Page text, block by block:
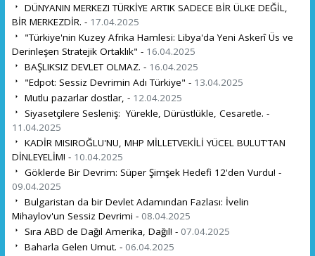
DÜNYANIN MERKEZI TÜRKİYE ARTIK SADECE BİR ÜLKE DEĞİL,
BİR MERKEZDİR. - 17.04.2025
"Türkiye'nin Kuzey Afrika Hamlesi: Libya'da Yeni Askerî Üs ve
Derinleşen Stratejik Ortaklık" - 16.04.2025
BAŞLIKSIZ DEVLET OLMAZ. - 16.04.2025
"Edpot: Sessiz Devrimin Adı Türkiye" - 13.04.2025
Mutlu pazarlar dostlar, - 12.04.2025
Siyasetçilere Sesleniş: Yürekle, Dürüstlükle, Cesaretle. -
11.04.2025
KADİR MISIROĞLU'NU, MHP MİLLETVEKİLİ YÜCEL BULUT'TAN
DİNLEYELİM! - 10.04.2025
Göklerde Bir Devrim: Süper Şimşek Hedefi 12'den Vurdu! -
09.04.2025
Bulgaristan da bir Devlet Adamından Fazlası: İvelin
Mihaylov'un Sessiz Devrimi - 08.04.2025
Sıra ABD de Dağıl Amerika, Dağıl! - 07.04.2025
Baharla Gelen Umut. - 06.04.2025